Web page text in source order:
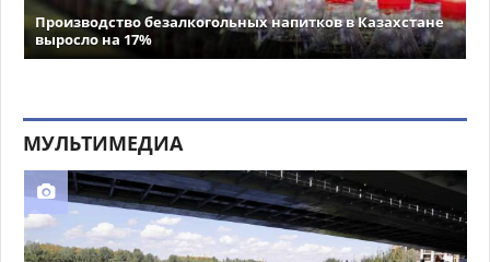
Производство безалкогольных напитков в Казахстане
выросло на 17%
МУЛЬТИМЕДИА